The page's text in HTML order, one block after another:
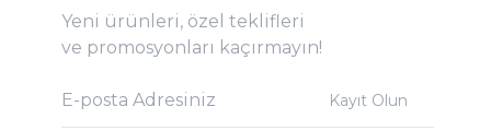
Yeni ürünleri, özel teklifleri
ve promosyonları kaçırmayın!
Kayıt Olun